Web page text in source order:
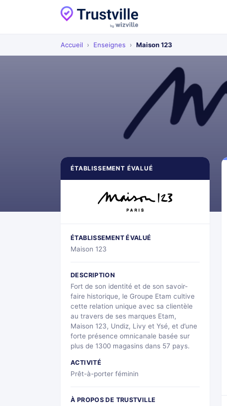
Accueil › Enseignes › Maison 123
ÉTABLISSEMENT ÉVALUÉ
ÉTABLISSEMENT ÉVALUÉ
Maison 123
DESCRIPTION
Fort de son identité et de son savoir-
faire historique, le Groupe Etam cultive
cette relation unique avec sa clientèle
au travers de ses marques Etam,
Maison 123, Undiz, Livy et Ysé, et d’une
forte présence omnicanale basée sur
plus de 1300 magasins dans 57 pays.
ACTIVITÉ
Prêt-à-porter féminin
À PROPOS DE TRUSTVILLE